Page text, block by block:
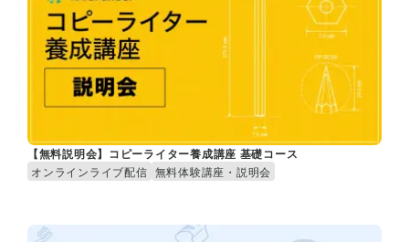
【無料説明会】コピーライター養成講座 基礎コース
オンラインライブ配信 無料体験講座・説明会